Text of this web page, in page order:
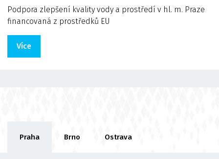
Podpora zlepšení kvality vody a prostředí v hl. m. Praze
financovaná z prostředků EU
Více
Praha Brno Ostrava